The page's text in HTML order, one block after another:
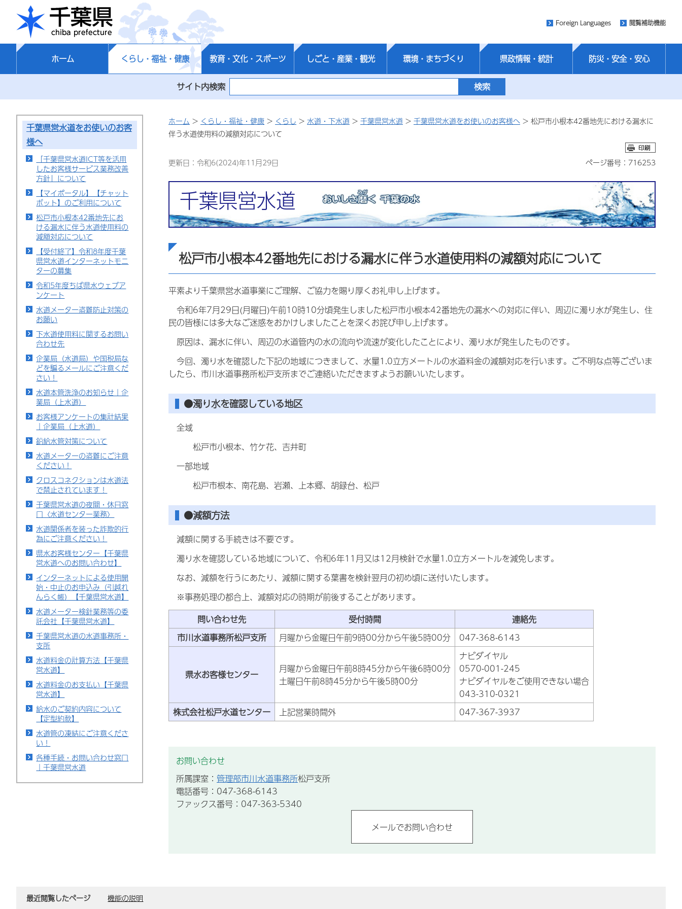
千葉県
Foreign Languages 閲覧補助機能
ホーム くらし・福祉・健康 教育・文化・スポーツ しごと・産業・観光 環境・まちづくり 県政情報・統計 防災・安全・安心
サイト内検索
千葉県営水道をお使いのお客
様へ
「千葉県営水道ICT等を活用
したお客様サービス業務改善
方針」について
【マイポータル】【チャット
ボット】のご利用について
松戸市小根本42番地先にお
ける漏水に伴う水道使用料の
減額対応について
【受付終了】令和8年度千葉
県営水道インターネットモニ
ターの募集
令和5年度ちば県水ウェブア
ンケート
水道メーター盗難防止対策の
お願い
下水道使用料に関するお問い
合わせ先
企業局（水道局）や国税局な
どを騙るメールにご注意くだ
さい！
水道本管洗浄のお知らせ｜企
業局（上水道）
お客様アンケートの集計結果
｜企業局（上水道）
鉛給水管対策について
水道メーターの盗難にご注意
ください！
クロスコネクションは水道法
で禁止されています！
千葉県営水道の夜間・休日窓
口〈水道センター業務〉
水道関係者を装った詐欺的行
為にご注意ください！
県水お客様センター【千葉県
営水道へのお問い合わせ】
インターネットによる使用開
始・中止のお申込み（引越れ
んらく帳）【千葉県営水道】
水道メーター検針業務等の委
託会社【千葉県営水道】
千葉県営水道の水道事務所・
支所
水道料金の計算方法【千葉県
営水道】
水道料金のお支払い【千葉県
営水道】
給水のご契約内容について
【定型約款】
水道管の凍結にご注意くださ
い！
各種手続・お問い合わせ窓口
｜千葉県営水道
ホーム > くらし・福祉・健康 > くらし > 水道・下水道 > 千葉県営水道 > 千葉県営水道をお使いのお客様へ > 松戸市小根本42番地先における漏水に
伴う水道使用料の減額対応について
更新日：令和6(2024)年11月29日 ページ番号：716253
千葉県営水道
松戸市小根本42番地先における漏水に伴う水道使用料の減額対応について
平素より千葉県営水道事業にご理解、ご協力を賜り厚くお礼申し上げます。
令和6年7月29日(月曜日)午前10時10分頃発生しました松戸市小根本42番地先の漏水への対応に伴い、周辺に濁り水が発生し、住
民の皆様には多大なご迷惑をおかけしましたことを深くお詫び申し上げます。
原因は、漏水に伴い、周辺の水道管内の水の流向や流速が変化したことにより、濁り水が発生したものです。
今回、濁り水を確認した下記の地域につきまして、水量1.0立方メートルの水道料金の減額対応を行います。ご不明な点等ございま
したら、市川水道事務所松戸支所までご連絡いただきますようお願いいたします。
●濁り水を確認している地区
全域
松戸市小根本、竹ケ花、吉井町
一部地域
松戸市根本、南花島、岩瀬、上本郷、胡録台、松戸
●減額方法
減額に関する手続きは不要です。
濁り水を確認している地域について、令和6年11月又は12月検針で水量1.0立方メートルを減免します。
なお、減額を行うにあたり、減額に関する葉書を検針翌月の初め頃に送付いたします。
※事務処理の都合上、減額対応の時期が前後することがあります。
問い合わせ先
受付時間
連絡先
市川水道事務所松戸支所
月曜から金曜日午前9時00分から午後5時00分 047-368-6143
県水お客様センター
月曜から金曜日午前8時45分から午後6時00分
土曜日午前8時45分から午後5時00分
ナビダイヤル
0570-001-245
ナビダイヤルをご使用できない場合
043-310-0321
株式会社松戸水道センター
上記営業時間外 047-367-3937
お問い合わせ
所属課室： 管理部市川水道事務所松戸支所
電話番号：047-368-6143
ファックス番号：047-363-5340
最近閲覧したページ 機能の説明